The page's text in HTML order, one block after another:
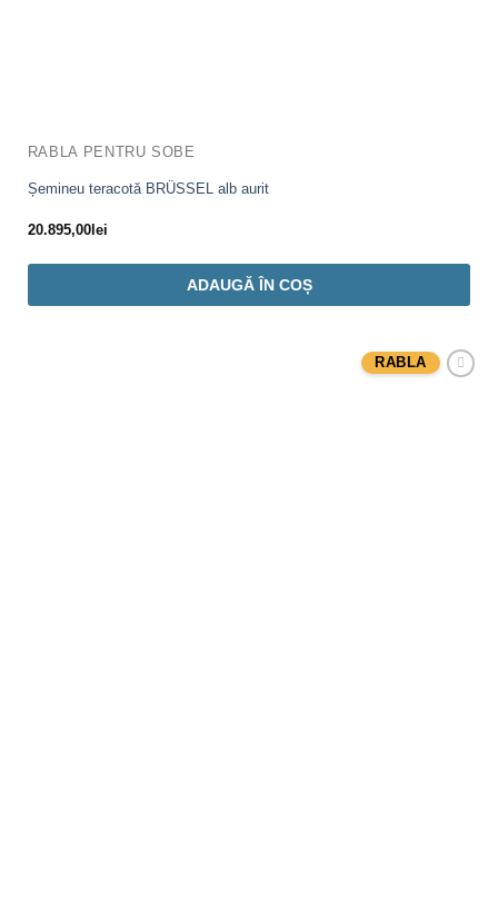
RABLA PENTRU SOBE
Șemineu teracotă BRÜSSEL alb aurit
20.895,00lei
ADAUGĂ ÎN COȘ
RABLA